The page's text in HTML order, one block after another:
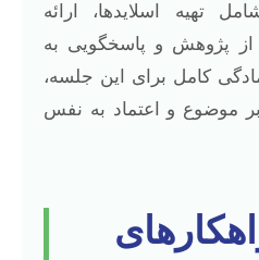
تهیه اسلایدها، ارائه
پژوهش و پاسخگویی به
کامل برای این جلسه،
موضوع و اعتماد به نفس